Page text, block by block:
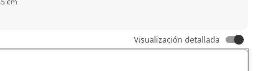
g
Visualización detallada